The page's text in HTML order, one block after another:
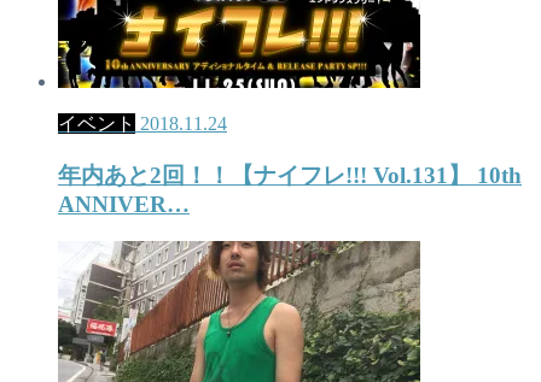
イベント 2018.11.24
年内あと2回！！【ナイフレ!!! Vol.131】 10th
ANNIVER…